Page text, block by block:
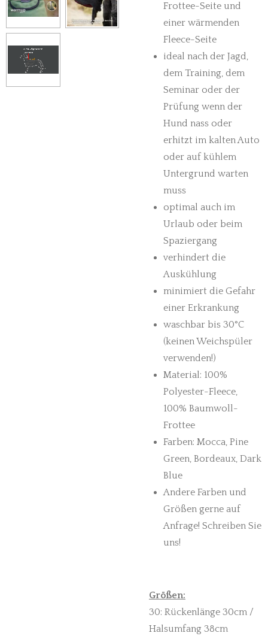
Frottee-Seite und
einer wärmenden
Fleece-Seite
ideal nach der Jagd,
dem Training, dem
Seminar oder der
Prüfung wenn der
Hund nass oder
erhitzt im kalten Auto
oder auf kühlem
Untergrund warten
muss
optimal auch im
Urlaub oder beim
Spaziergang
verhindert die
Auskühlung
minimiert die Gefahr
einer Erkrankung
waschbar bis 30°C
(keinen Weichspüler
verwenden!)
Material: 100%
Polyester-Fleece,
100% Baumwoll-
Frottee
Farben: Mocca, Pine
Green, Bordeaux, Dark
Blue
Andere Farben und
Größen gerne auf
Anfrage! Schreiben Sie
uns!
Größen:
30: Rückenlänge 30cm /
Halsumfang 38cm